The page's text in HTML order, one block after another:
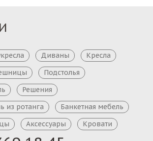
Диваны
Кресла
Подстолья
Решения
из ротанга
Банкетная мебель
Аксессуары Кровати